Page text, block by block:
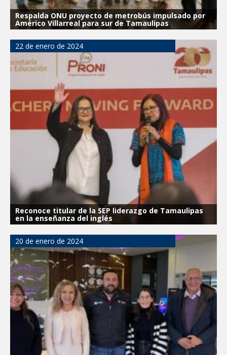
Entregó Carlos Peña Ortiz apoyos de
"Mamá Luchona", acompañado por la
Senadora Maki Esther Ortiz Domínguez
Intensificó Municipio programa de
bacheo en cuatro colonias de Reynosa
Respalda la SET acuerdos de la
CONAEDU sobre redes sociales y
escuelas militarizadas
Respalda ONU proyecto de metrobús impulsado por
Américo Villarreal para sur de Tamaulipas
22 de enero de 2024
Reconoce titular de la SEP liderazgo de Tamaulipas
en la enseñanza del inglés
20 de enero de 2024